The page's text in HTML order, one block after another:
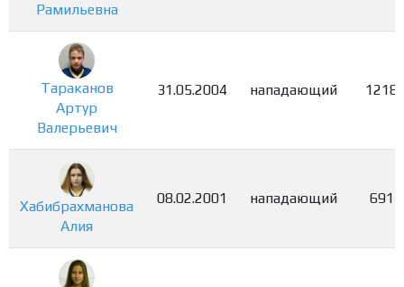
Рамильевна
Тараканов
Артур
Валерьевич
31.05.2004 нападающий 1218
Хабибрахманова
Алия
08.02.2001 нападающий 691